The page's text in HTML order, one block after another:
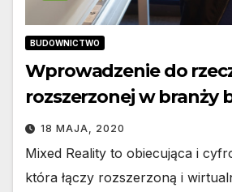
BUDOWNICTWO
Wprowadzenie do
rozszerzonej w branży
18 MAJA, 2020
Mixed Reality to obiecująca i
która łączy rozszerzoną i